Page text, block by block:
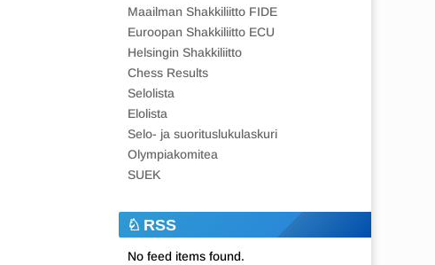
Maailman Shakkiliitto FIDE
Euroopan Shakkiliitto ECU
Helsingin Shakkiliitto
Chess Results
Selolista
Elolista
Selo- ja suorituslukulaskuri
Olympiakomitea
SUEK
RSS
No feed items found.